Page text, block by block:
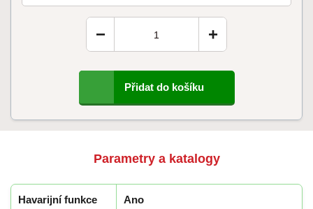
+
−
Přidat do košíku
Parametry a katalogy
Havarijní funkce Ano